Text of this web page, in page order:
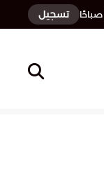
صباحًا تسجيل